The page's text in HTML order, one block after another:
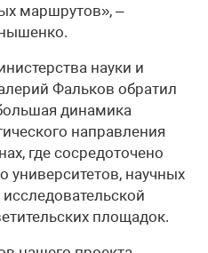
маршрутов», –
науки и
Фальков обратил
динамика
направления
где сосредоточено
университетов, научных
площадок.